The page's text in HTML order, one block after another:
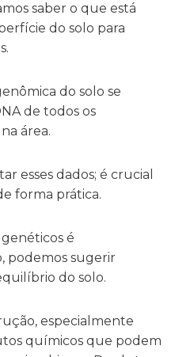
saber o que está
do solo para
do solo se
de todos os
área.
esses dados; é crucial
forma prática.
é
podemos sugerir
do solo.
especialmente
químicos que podem